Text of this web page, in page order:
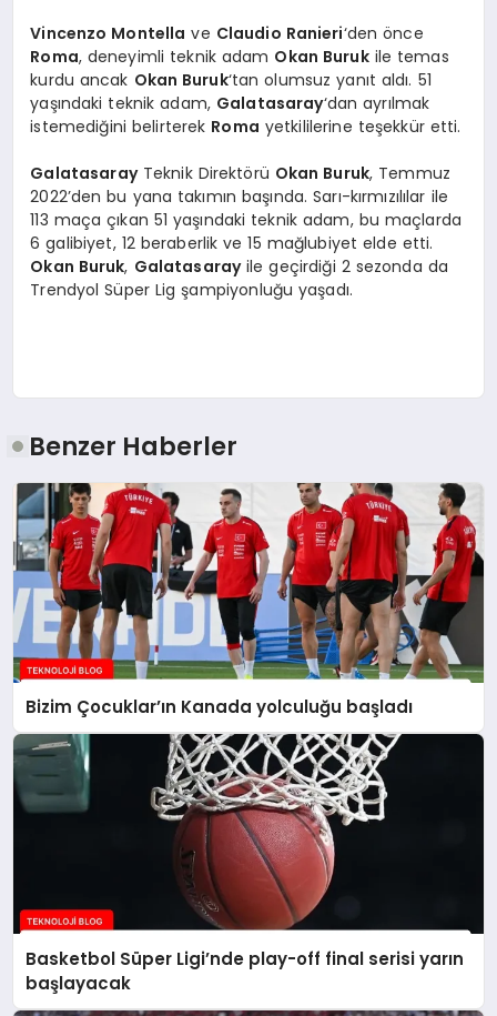
Vincenzo Montella ve Claudio Ranieri‘den önce
Roma, deneyimli teknik adam Okan Burukile temas
kurdu ancak Okan Buruk‘tan olumsuz yanıt aldı. 51
yaşındaki teknik adam, Galatasaray‘dan ayrılmak
istemediğini belirterek Roma yetkililerine teşekkür etti.
GalatasarayTeknik Direktörü Okan Buruk, Temmuz
2022’den bu yana takımın başında. Sarı-kırmızılılar ile
113 maça çıkan 51 yaşındaki teknik adam, bu maçlarda
6 galibiyet, 12 beraberlik ve 15 mağlubiyet elde etti.
Okan Buruk, Galatasarayile geçirdiği 2 sezonda da
Trendyol Süper Lig şampiyonluğu yaşadı.
Benzer Haberler
Bizim Çocuklar’ın Kanada yolculuğu başladı
Basketbol Süper Ligi’nde play-off final serisi yarın
başlayacak